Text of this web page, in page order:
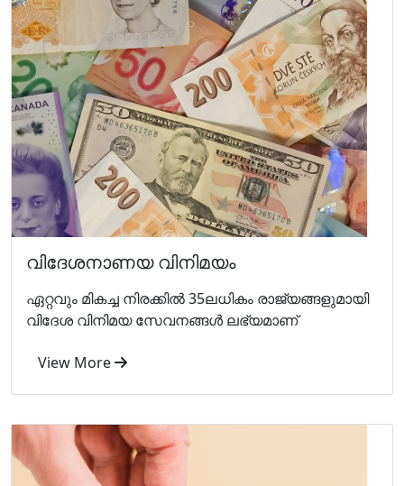
വിദേശനാണയ വിനിമയം
ഏറ്റവും മികച്ച നിരക്കില്‍ 35ലധികം രാജ്യങ്ങളുമായി
വിദേശ വിനിമയ സേവനങ്ങള്‍ ലഭ്യമാണ്
View More